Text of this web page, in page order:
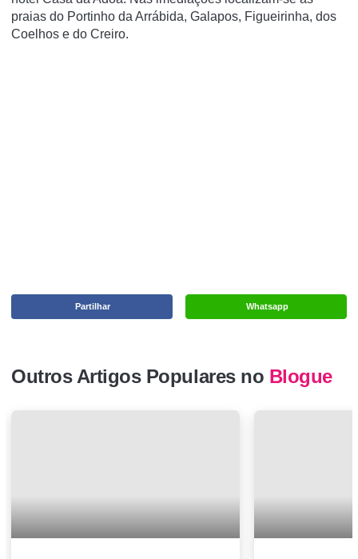
praias do Portinho da Arrábida, Galapos, Figueirinha, dos
Coelhos e do Creiro.
Whatsapp
Partilhar
Outros Artigos Populares no Blogue